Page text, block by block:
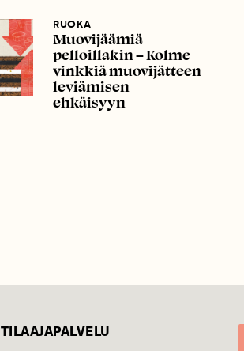
RUOKA
Muovijäämiä
pelloillakin – Kolme
vinkkiä muovijätteen
leviämisen
ehkäisyyn
TILAAJAPALVELU